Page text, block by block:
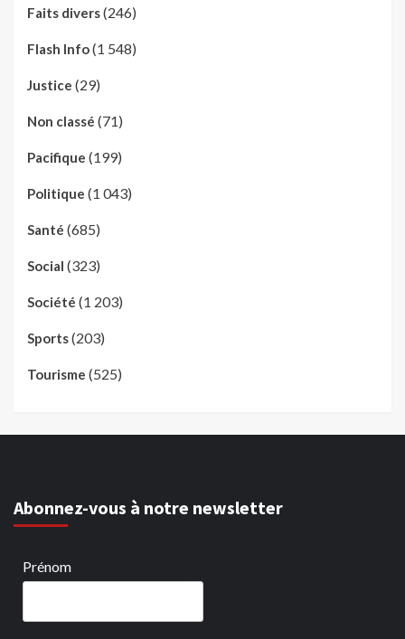
Faits divers(246)
Flash Info(1 548)
Justice (29)
Non classé (71)
Pacifique (199)
Politique (1 043)
Santé (685)
Social (323)
Société (1 203)
Sports(203)
Tourisme (525)
Abonnez-vous à notre newsletter
Prénom